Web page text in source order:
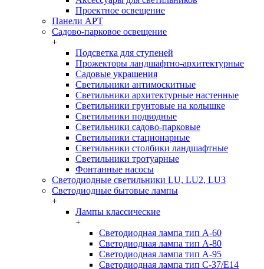
Проектное освещение
Панели АРТ
Садово-парковое освещение
+
Подсветка для ступеней
Прожекторы ландшафтно-архитектурные
Садовые украшения
Светильники антимоскитные
Светильники архитектурные настенные
Светильники грунтовые на колышке
Светильники подводные
Светильники садово-парковые
Светильники стационарные
Светильники столбики ландшафтные
Светильники тротуарные
Фонтанные насосы
Светодиодные светильники LU, LU2, LU3
Светодиодные бытовые лампы
+
Лампы классические
+
Светодиодная лампа тип A-60
Светодиодная лампа тип A-80
Светодиодная лампа тип A-95
Светодиодная лампа тип C-37/Е14